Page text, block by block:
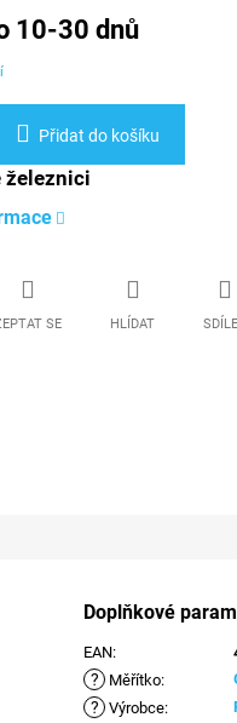
10-30 dnů
Přidat do košíku
železnici
SE HLÍDAT
Doplňkové
EAN:
? Měřítko:
? Výrobce: